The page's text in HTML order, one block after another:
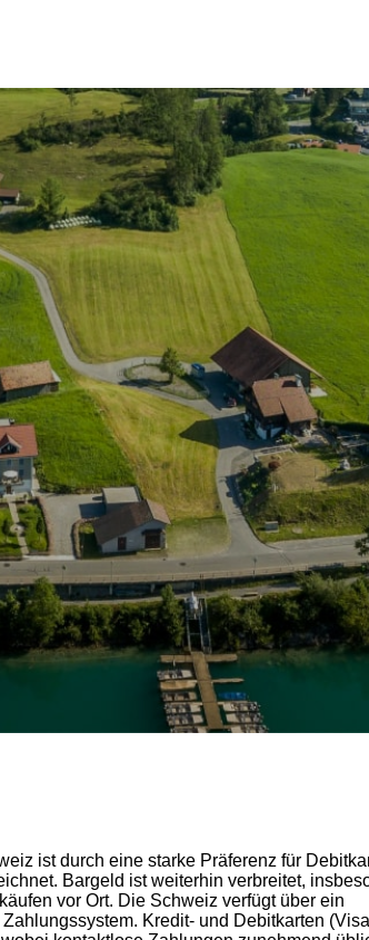
ist durch eine starke Präferenz für
Bargeld ist weiterhin verbreitet,
vor Ort. Die Schweiz verfügt über ein
Kredit- und Debitkarten